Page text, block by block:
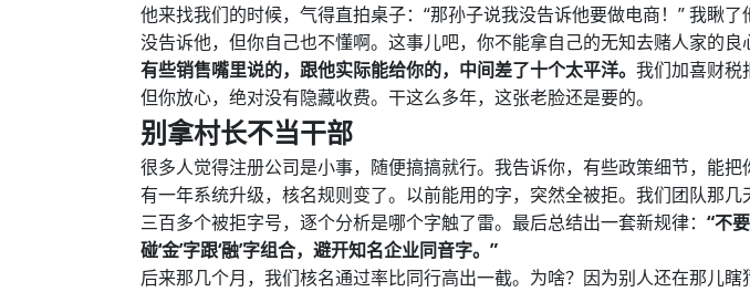
他来找我们的时候，气得直拍桌子：“那孙子说我没告诉他要做电商！” 我瞅了
没告诉他，但你自己也不懂啊。这事儿吧，你不能拿自己的无知去赌人家的良
有些销售嘴里说的，跟他实际能给你的，中间差了十个太平洋。 我们加喜财税
但你放心，绝对没有隐藏收费。干这么多年，这张老脸还是要的。
别拿村长不当干部
很多人觉得注册公司是小事，随便搞搞就行。我告诉你，有些政策细节，能把
有一年系统升级，核名规则变了。以前能用的字，突然全被拒。我们团队那几
三百多个被拒字号，逐个分析是哪个字触了雷。最后总结出一套新规律： “不
碰‘金’字跟‘融’字组合，避开知名企业同音字。”
后来那几个月，我们核名通过率比同行高出一截。为啥？因为别人还在那儿